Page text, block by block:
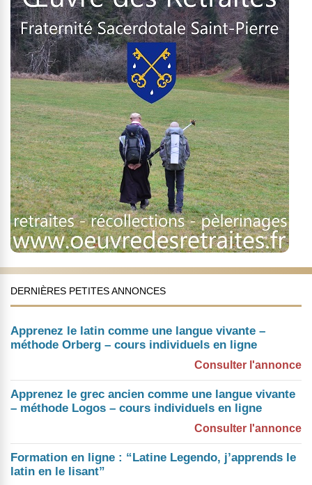
DERNIÈRES PETITES ANNONCES
Apprenez le latin comme une langue vivante –
méthode Orberg – cours individuels en ligne
Consulter l'annonce
Apprenez le grec ancien comme une langue vivante
– méthode Logos – cours individuels en ligne
Consulter l'annonce
Formation en ligne : “Latine Legendo, j’apprends le
latin en le lisant”